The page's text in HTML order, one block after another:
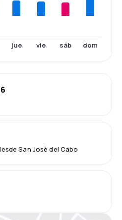
jue vie sáb dom
San José del Cabo